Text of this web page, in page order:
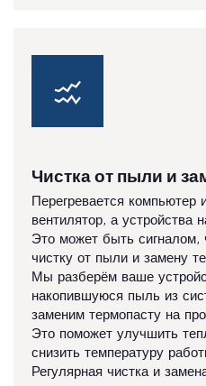
Чистка от пыли и
Перегревается
вентилятор, а устройства
Это может быть сигналом,
чистку от пыли и замену
Мы разберём ваше
накопившуюся пыль из
заменим термопасту на
Это поможет улучшить
снизить температуру
Регулярная чистка и